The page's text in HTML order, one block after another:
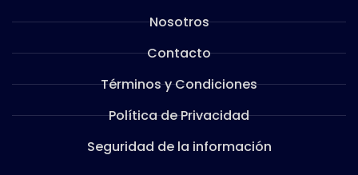
Nosotros
Contacto
Términos y Condiciones
Política de Privacidad
Seguridad de la información